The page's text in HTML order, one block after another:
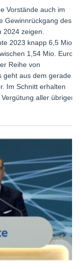
Vorstände auch im
Gewinnrückgang des
zeigen.
2023 knapp 6,5 Mio.
1,54 Mio. Euro
Reihe von
geht aus dem gerade
Im Schnitt erhalten
aller übrigen